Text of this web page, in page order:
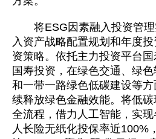
将ESG因素融入投资管
入资产战略配置规划和年度
资策略。依托主力投资平台
国寿投资，在绿色交通、绿
和一带一路绿色低碳建设等
续释放绿色金融效能。将低
全流程，借力人工智能，实
人长险无纸化投保率近100%